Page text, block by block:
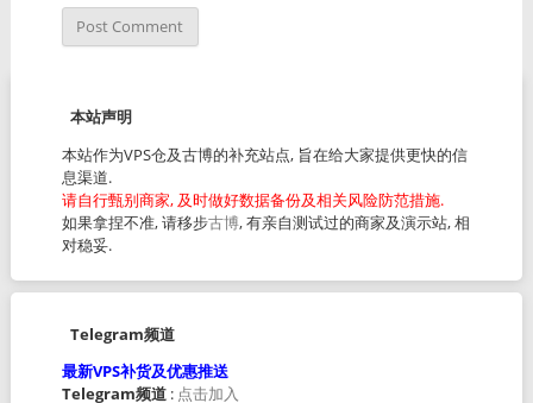
本站声明
本站作为VPS仓及古博的补充站点, 旨在给大家提供更快的信
息渠道.
请自行甄别商家, 及时做好数据备份及相关风险防范措施.
如果拿捏不准, 请移步古博, 有亲自测试过的商家及演示站, 相
对稳妥.
Telegram频道
最新VPS补货及优惠推送
Telegram频道: 点击加入